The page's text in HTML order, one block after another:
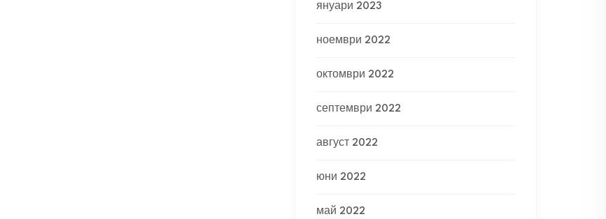
януари 2023
ноември 2022
октомври 2022
септември 2022
август 2022
юни 2022
май 2022